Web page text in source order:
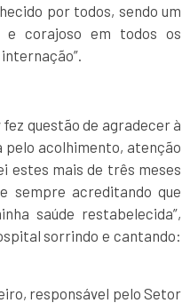
por todos, sendo um
e corajoso em todos os
questão de agradecer à
pelo acolhimento, atenção
estes mais de três meses
sempre acreditando que
saúde restabelecida”,
sorrindo e cantando:
responsável pelo Setor